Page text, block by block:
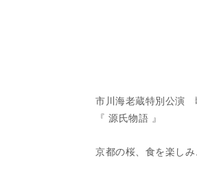
市川海老蔵特別公演
『 源氏物語 』
京都の桜、食を楽し